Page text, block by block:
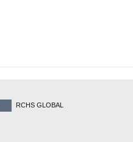
RCHS GLOBAL